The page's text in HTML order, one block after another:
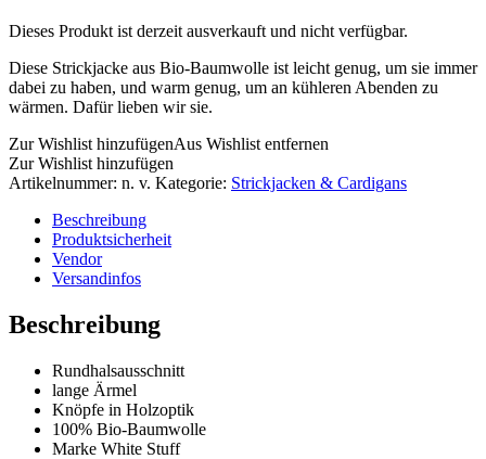
Dieses Produkt ist derzeit ausverkauft und nicht verfügbar.
Diese Strickjacke aus Bio-Baumwolle ist leicht genug, um sie immer
dabei zu haben, und warm genug, um an kühleren Abenden zu
wärmen. Dafür lieben wir sie.
Zur Wishlist hinzufügenAus Wishlist entfernen
Zur Wishlist hinzufügen
Artikelnummer: n. v. Kategorie: Strickjacken & Cardigans
Beschreibung
Produktsicherheit
Vendor
Versandinfos
Beschreibung
Rundhalsausschnitt
lange Ärmel
Knöpfe in Holzoptik
100% Bio-Baumwolle
Marke White Stuff